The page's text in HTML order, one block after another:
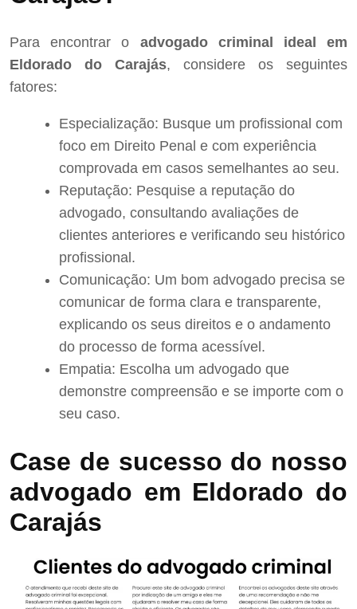
Para encontrar o advogado criminal ideal em
Eldorado do Carajás, considere os seguintes
fatores:
Especialização: Busque um profissional com
foco em Direito Penal e com experiência
comprovada em casos semelhantes ao seu.
Reputação: Pesquise a reputação do
advogado, consultando avaliações de
clientes anteriores e verificando seu histórico
profissional.
Comunicação: Um bom advogado precisa se
comunicar de forma clara e transparente,
explicando os seus direitos e o andamento
do processo de forma acessível.
Empatia: Escolha um advogado que
demonstre compreensão e se importe com o
seu caso.
Case de sucesso do nosso
advogado em Eldorado do
Carajás